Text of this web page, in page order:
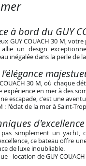
à bord du GUY
GUY COUACH 30 M,
un design
inégalée dans la perle de
l'élégance
30 M, où chaque
en mer à des
escapade, c'est une
: l'éclat de la mer à Saint-
pas simplement un
ce bateau offre
de luxe inoubliable.
- location de GUY